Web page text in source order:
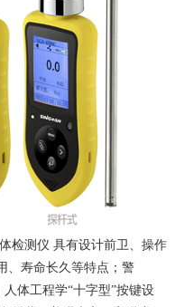
检测仪 具有设计前卫、操作
、寿命长久等特点；警
体工程学“十字型”按键设